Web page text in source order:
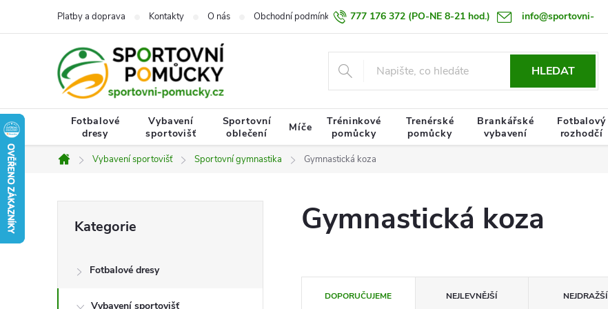
777 176 372 (PO-NE 8-21 hod.) info@sportovni-
pomucky.cz
Platby a doprava Kontakty O nás Obchodní podmínky Zásady zpracování osobních údajů Termín doručení zboží
HLEDAT
Fotbalové
dresy
Vybavení
sportovišť
Sportovní
oblečení
Míče
Tréninkové
pomůcky
Trenérské
pomůcky
Brankářské
vybavení
Fotbalový
rozhodčí
Domů
Vybavení sportovišť Sportovní gymnastika Gymnastická koza
s
kategorie
Kategorie
Fotbalové dresy
Vybavení sportovišť
Gymnastická koza
DOPORUČUJEME NEJLEVNĚJŠÍ NEJDRAŽŠÍ